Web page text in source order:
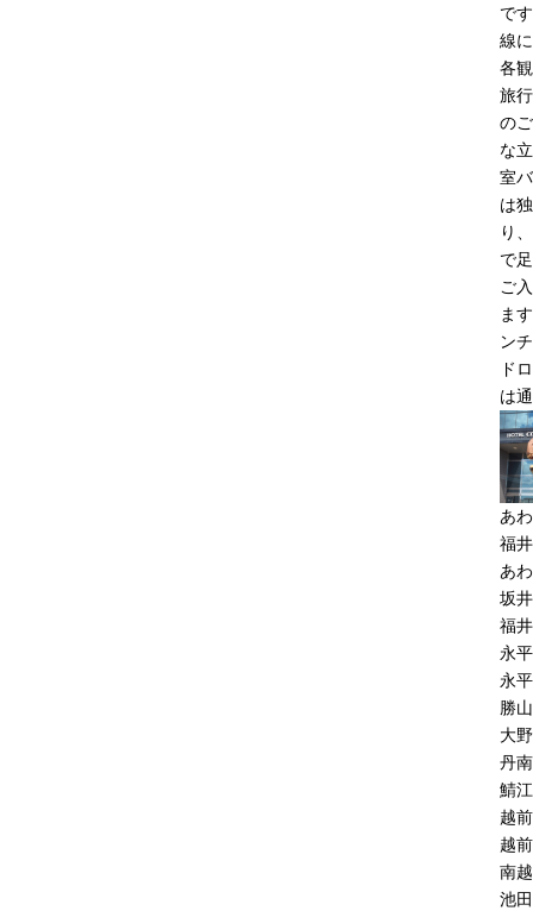
で
線
各
旅
の
な
室
は
り
で
ご
ま
ン
ド
は
あ
福
あ
坂
福
永
永
勝
大
丹南
鯖
越
越
南
池